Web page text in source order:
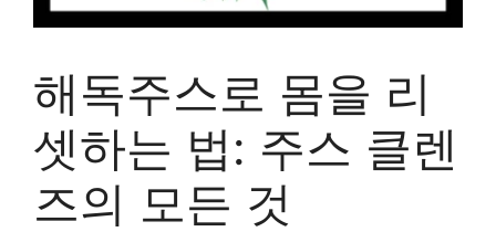
해독주스로 몸을 리
셋하는 법: 주스 클렌
즈의 모든 것